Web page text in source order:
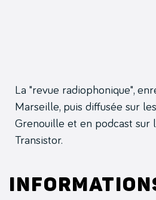
La "revue radiophonique",
Marseille, puis diffusée sur
Grenouille et en podcast sur
Transistor.